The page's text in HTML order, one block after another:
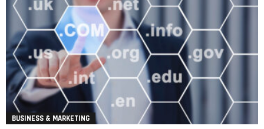
BUSINESS & MARKETING